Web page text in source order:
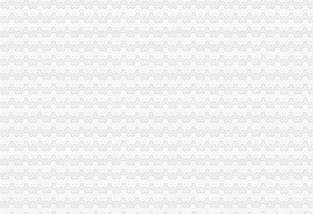
一般纳税人资格查询
一般纳税人资格证明,一般纳税人资格证书？
一般纳税人资格认定
一般纳税人资格认定
一般纳税人资格认定
一般纳税人资格认定
一般纳税人资格的条件_一般纳税人认定的标准
一般纳税人资格登记--网上政务
一般纳税人资格认定改为资格登记啦！_中华会计网校_税务网校
一般纳税人资格登记生效时间如何规定_中华会计网校_税务网校
一般纳税人资格认定标准是什么?_2016关于一般纳税人资格的认定
2016年成都新一般纳税人的认定标准_搜狐财经_搜狐网
营改增试点操作实务三:第三章 一般纳税人资格认定_注册税务师齐
四川省网上办税服务厅-增值税一般纳税人资格查询